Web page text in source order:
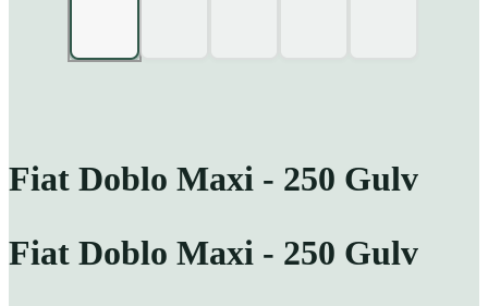
Fiat Doblo Maxi - 250 Gulv
Fiat Doblo Maxi - 250 Gulv